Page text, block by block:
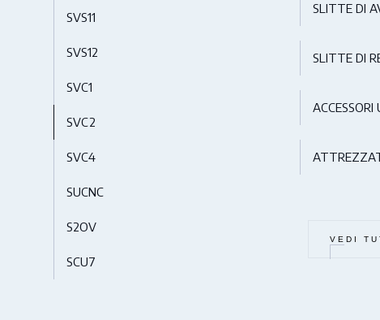
SVS11
SVS12
SVC1
SVC2
SVC4
SUCNC
S2OV
SCU7
SLITTE DI
SLITTE DI
ACCESSORI
VEDI